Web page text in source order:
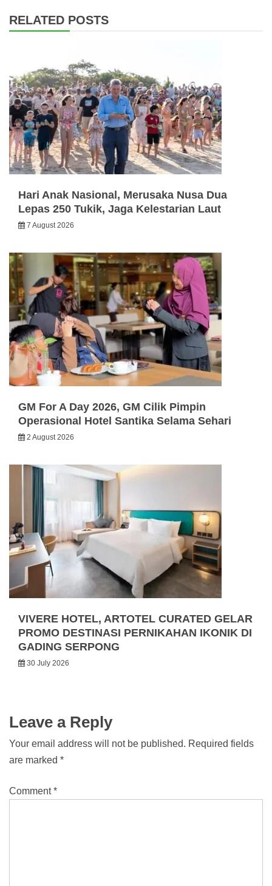
RELATED POSTS
Hari Anak Nasional, Merusaka Nusa Dua
Lepas 250 Tukik, Jaga Kelestarian Laut
7 August 2026
GM For A Day 2026, GM Cilik Pimpin
Operasional Hotel Santika Selama Sehari
2 August 2026
VIVERE HOTEL, ARTOTEL CURATED GELAR
PROMO DESTINASI PERNIKAHAN IKONIK DI
GADING SERPONG
30 July 2026
Leave a Reply
Your email address will not be published. Required fields
are marked *
Comment*